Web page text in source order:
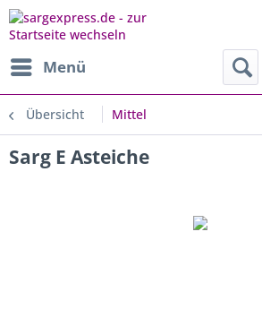
Menü
Übersicht Mittel
Sarg E Asteiche